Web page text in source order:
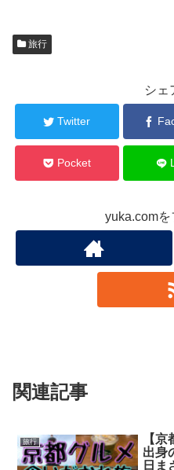
旅行
シェ
Twitter
Pocket
yuka.comを
関連記事
旅行
【
出身
日ま